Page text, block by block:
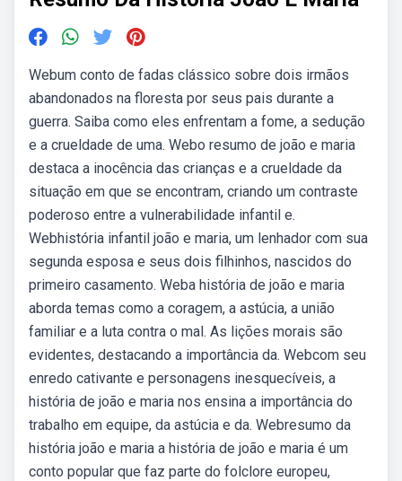
Webum conto de fadas clássico sobre dois irmãos
abandonados na floresta por seus pais durante a
guerra. Saiba como eles enfrentam a fome, a sedução
e a crueldade de uma. Webo resumo de joão e maria
destaca a inocência das crianças e a crueldade da
situação em que se encontram, criando um contraste
poderoso entre a vulnerabilidade infantil e.
Webhistória infantil joão e maria, um lenhador com sua
segunda esposa e seus dois filhinhos, nascidos do
primeiro casamento. Weba história de joão e maria
aborda temas como a coragem, a astúcia, a união
familiar e a luta contra o mal. As lições morais são
evidentes, destacando a importância da. Webcom seu
enredo cativante e personagens inesquecíveis, a
história de joão e maria nos ensina a importância do
trabalho em equipe, da astúcia e da. Webresumo da
história joão e maria a história de joão e maria é um
conto popular que faz parte do folclore europeu,